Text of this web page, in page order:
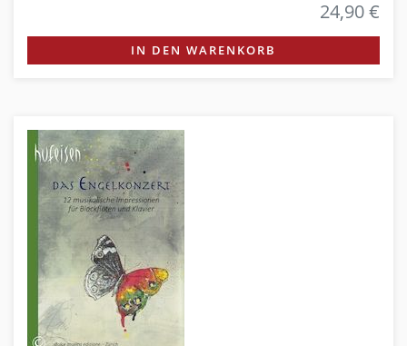
24,90 €
IN DEN WARENKORB